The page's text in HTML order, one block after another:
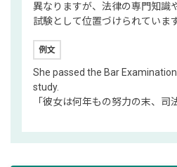
異なりますが、法律の専門知識
試験として位置づけられています
例文
She passed the Bar
study.
「彼女は何年もの努力の末、司